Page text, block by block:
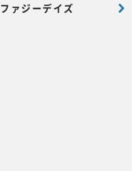
ファジーデイズ